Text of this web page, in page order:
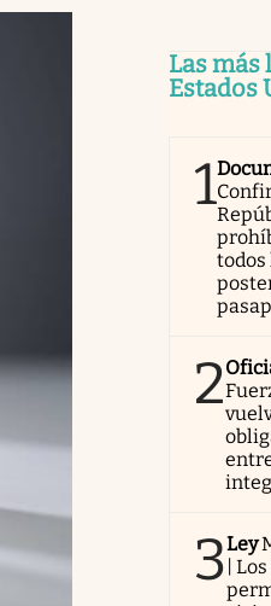
Las más
Estados
1
todos
2
3Ley
|